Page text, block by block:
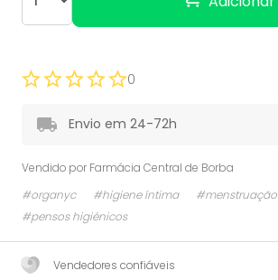
0
Envio em 24-72h
Vendido por Farmácia Central de Borba
#organyc
#higiene íntima
#menstruação
#pensos higiénicos
Vendedores confiáveis